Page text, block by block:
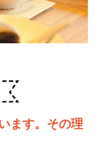
ます。その理